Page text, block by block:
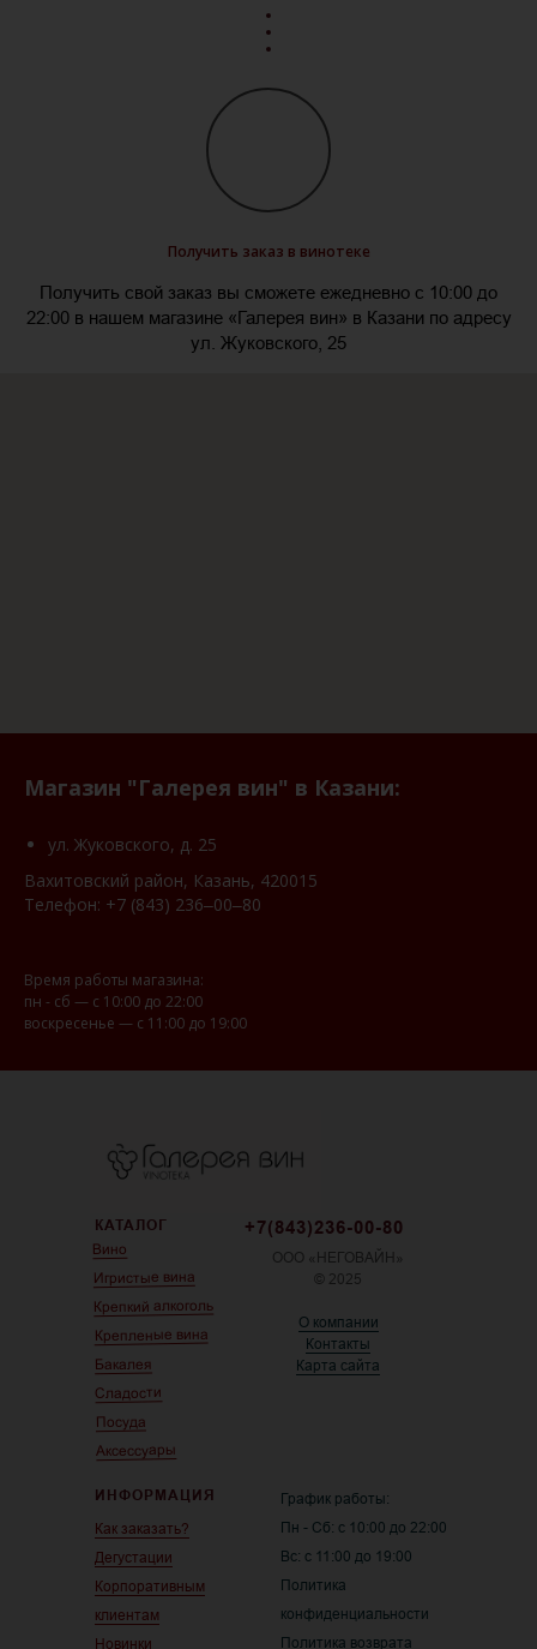
Получить заказ в винотеке
Получить свой заказ вы сможете ежедневно с 10:00 до
22:00 в нашем магазине «Галерея вин» в Казани по адресу
ул. Жуковского, 25
Магазин "Галерея вин" в Казани:
ул. Жуковского, д. 25
Вахитовский район, Казань, 420015
Телефон: +7 (843) 236‒00‒80
Время работы магазина:
пн - сб — с 10:00 до 22:00
воскресенье — с 11:00 до 19:00
КАТАЛОГ
Вино
Игристые вина
Крепкий алкоголь
Крепленые вина
Бакалея
Сладости
Посуда
Аксессуары
ИНФОРМАЦИЯ
Как заказать?
Дегустации
Корпоративным
клиентам
Новинки
График работы:
Пн - Сб: с 10:00 до 22:00
Вс: с 11:00 до 19:00
Политика
конфиденциальности
Политика возврата
ООО «НЕГОВАЙН»
© 2025
О компании
Контакты
Карта сайта
+7(843)236-00-80